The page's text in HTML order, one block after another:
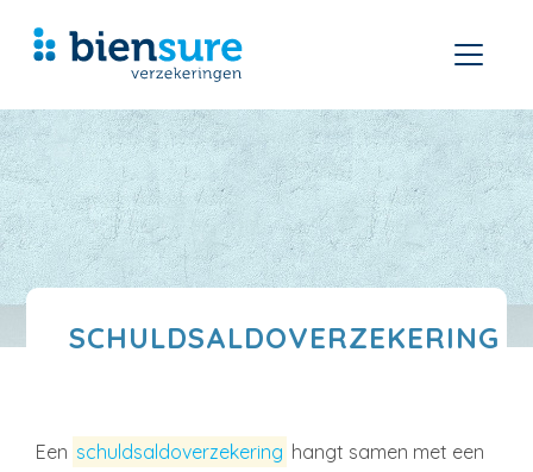
SCHULDSALDOVERZEKERING
Een schuldsaldoverzekering hangt samen met een